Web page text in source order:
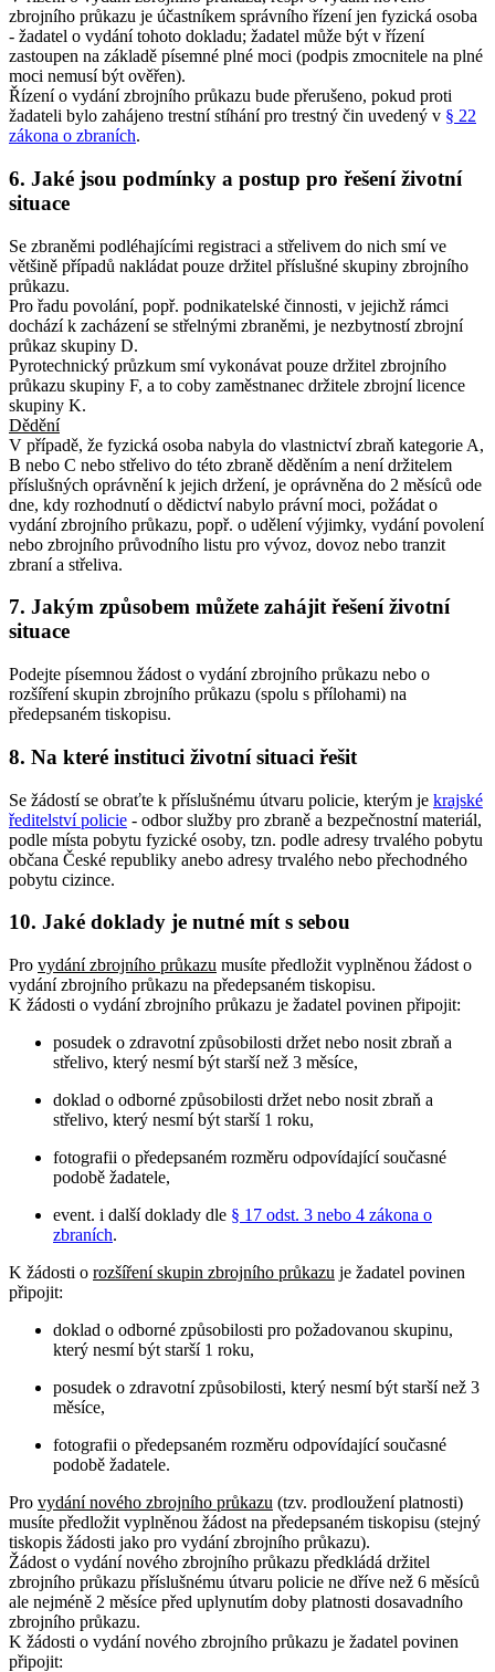
zbrojního průkazu je účastníkem správního řízení jen fyzická osoba
- žadatel o vydání tohoto dokladu; žadatel může být v řízení
zastoupen na základě písemné plné moci (podpis zmocnitele na plné
moci nemusí být ověřen).
Řízení o vydání zbrojního průkazu bude přerušeno, pokud proti
žadateli bylo zahájeno trestní stíhání pro trestný čin uvedený v § 22
zákona o zbraních.
6. Jaké jsou podmínky a postup pro řešení životní
situace
Se zbraněmi podléhajícími registraci a střelivem do nich smí ve
většině případů nakládat pouze držitel příslušné skupiny zbrojního
průkazu.
Pro řadu povolání, popř. podnikatelské činnosti, v jejichž rámci
dochází k zacházení se střelnými zbraněmi, je nezbytností zbrojní
průkaz skupiny D.
Pyrotechnický průzkum smí vykonávat pouze držitel zbrojního
průkazu skupiny F, a to coby zaměstnanec držitele zbrojní licence
skupiny K.
Dědění
V případě, že fyzická osoba nabyla do vlastnictví zbraň kategorie A,
B nebo C nebo střelivo do této zbraně děděním a není držitelem
příslušných oprávnění k jejich držení, je oprávněna do 2 měsíců ode
dne, kdy rozhodnutí o dědictví nabylo právní moci, požádat o
vydání zbrojního průkazu, popř. o udělení výjimky, vydání povolení
nebo zbrojního průvodního listu pro vývoz, dovoz nebo tranzit
zbraní a střeliva.
7. Jakým způsobem můžete zahájit řešení životní
situace
Podejte písemnou žádost o vydání zbrojního průkazu nebo o
rozšíření skupin zbrojního průkazu (spolu s přílohami) na
předepsaném tiskopisu.
8. Na které instituci životní situaci řešit
Se žádostí se obraťte k příslušnému útvaru policie, kterým je krajské
ředitelství policie - odbor služby pro zbraně a bezpečnostní materiál,
podle místa pobytu fyzické osoby, tzn. podle adresy trvalého pobytu
občana České republiky anebo adresy trvalého nebo přechodného
pobytu cizince.
10. Jaké doklady je nutné mít s sebou
Pro vydání zbrojního průkazu musíte předložit vyplněnou žádost o
vydání zbrojního průkazu na předepsaném tiskopisu.
K žádosti o vydání zbrojního průkazu je žadatel povinen připojit:
posudek o zdravotní způsobilosti držet nebo nosit zbraň a
střelivo, který nesmí být starší než 3 měsíce,
doklad o odborné způsobilosti držet nebo nosit zbraň a
střelivo, který nesmí být starší 1 roku,
fotografii o předepsaném rozměru odpovídající současné
podobě žadatele,
event. i další doklady dle § 17 odst. 3 nebo 4 zákona o
zbraních.
K žádosti o rozšíření skupin zbrojního průkazu je žadatel povinen
připojit:
doklad o odborné způsobilosti pro požadovanou skupinu,
který nesmí být starší 1 roku,
posudek o zdravotní způsobilosti, který nesmí být starší než 3
měsíce,
fotografii o předepsaném rozměru odpovídající současné
podobě žadatele.
Pro vydání nového zbrojního průkazu (tzv. prodloužení platnosti)
musíte předložit vyplněnou žádost na předepsaném tiskopisu (stejný
tiskopis žádosti jako pro vydání zbrojního průkazu).
Žádost o vydání nového zbrojního průkazu předkládá držitel
zbrojního průkazu příslušnému útvaru policie ne dříve než 6 měsíců
ale nejméně 2 měsíce před uplynutím doby platnosti dosavadního
zbrojního průkazu.
K žádosti o vydání nového zbrojního průkazu je žadatel povinen
připojit: